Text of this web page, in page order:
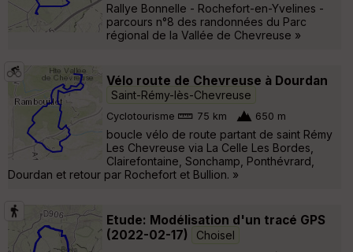
Rallye Bonnelle - Rochefort-en-Yvelines -
parcours n°8 des randonnées du Parc
régional de la Vallée de Chevreuse »
Vélo route de Chevreuse à Dourdan
Saint-Rémy-lès-Chevreuse
Cyclotourisme 75 km 650 m
boucle vélo de route partant de saint Rémy
Les Chevreuse via La Celle Les Bordes,
Clairefontaine, Sonchamp, Ponthévrard,
Dourdan et retour par Rochefort et Bullion. »
Etude: Modélisation d'un tracé GPS
(2022-02-17)
Choisel